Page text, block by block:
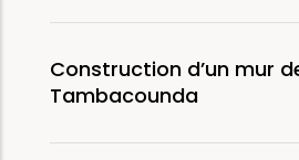
Construction d’un mur
Tambacounda